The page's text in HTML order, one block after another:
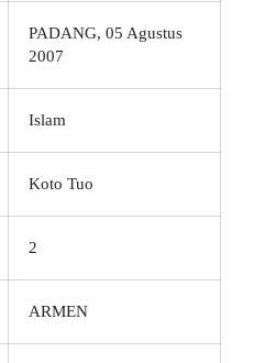
PADANG, 05 Agustus
2007
Islam
Koto Tuo
2
ARMEN